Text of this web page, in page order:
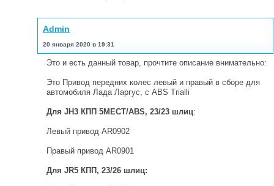
Admin
20 января 2020 в 19:31
Это и есть данный товар, прочтите описание внимательно:
Это Привод передних колес левый и правый в сборе для
автомобиля Лада Ларгус, с ABS Trialli
Для JH3 КПП 5МЕСТ/ABS, 23/23 шлиц:
Левый привод AR0902
Правый привод AR0901
Для JR5 КПП, 23/26 шлиц: